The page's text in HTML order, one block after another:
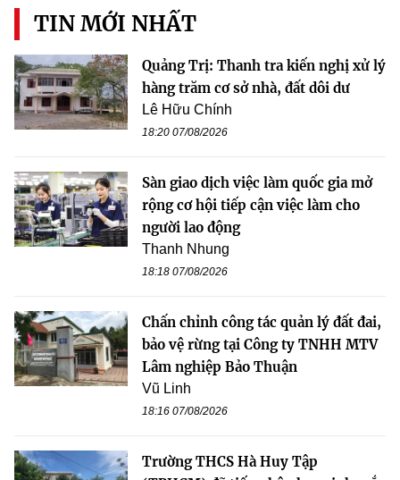
TIN MỚI NHẤT
Quảng Trị: Thanh tra kiến nghị xử lý
hàng trăm cơ sở nhà, đất dôi dư
Lê Hữu Chính
18:20 07/08/2026
Sàn giao dịch việc làm quốc gia mở
rộng cơ hội tiếp cận việc làm cho
người lao động
Thanh Nhung
18:18 07/08/2026
Chấn chỉnh công tác quản lý đất đai,
bảo vệ rừng tại Công ty TNHH MTV
Lâm nghiệp Bảo Thuận
Vũ Linh
18:16 07/08/2026
Trường THCS Hà Huy Tập